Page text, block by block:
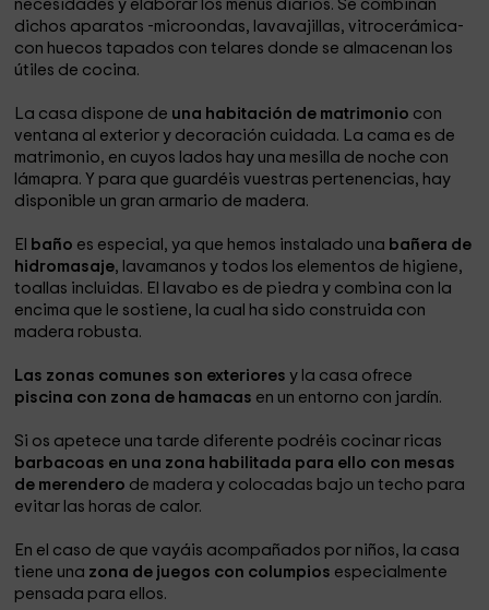
necesidades y elaborar los menús diarios. Se combinan
dichos aparatos -microondas, lavavajillas, vitrocerámica-
con huecos tapados con telares donde se almacenan los
útiles de cocina.
La casa dispone de una habitación de matrimonio con
ventana al exterior y decoración cuidada. La cama es de
matrimonio, en cuyos lados hay una mesilla de noche con
lámapra. Y para que guardéis vuestras pertenencias, hay
disponible un gran armario de madera.
El baño es especial, ya que hemos instalado una bañera de
hidromasaje, lavamanos y todos los elementos de higiene,
toallas incluidas. El lavabo es de piedra y combina con la
encima que le sostiene, la cual ha sido construida con
madera robusta.
Las zonas comunes son exterioresy la casa ofrece
piscina con zona de hamacas en un entorno con jardín.
Si os apetece una tarde diferente podréis cocinar ricas
barbacoas en una zona habilitada para ello con mesas
de merendero de madera y colocadas bajo un techo para
evitar las horas de calor.
En el caso de que vayáis acompañados por niños, la casa
tiene una zona de juegos con columpios especialmente
pensada para ellos.